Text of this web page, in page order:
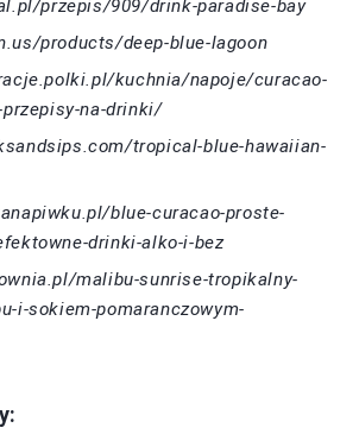
przepis/909/drink-paradise-bay
products/deep-blue-lagoon
kuchnia/napoje/curacao-
na-drinki/
tropical-blue-hawaiian-
blue-curacao-proste-
drinki-alko-i-bez
malibu-sunrise-tropikalny-
i-sokiem-pomaranczowym-